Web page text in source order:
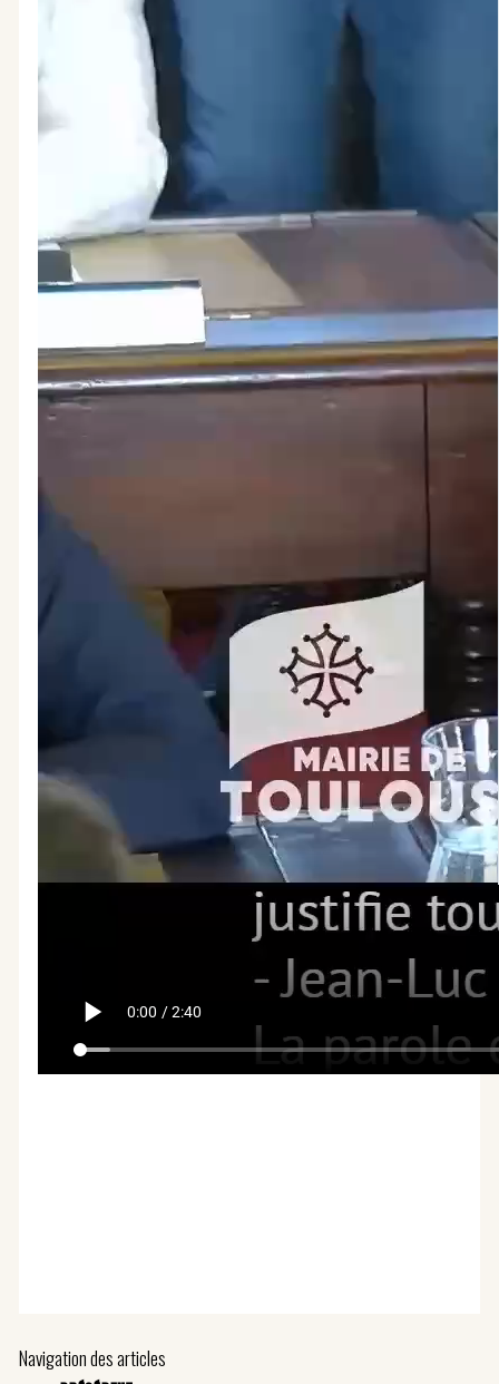
Navigation des articles